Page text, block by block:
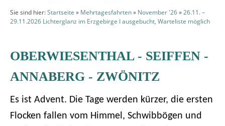
Sie sind hier:Startseite » Mehrtagesfahrten» November '26» 26.11. –
29.11.2026 Lichterglanz im Erzgebirge I ausgebucht, Warteliste möglich
OBERWIESENTHAL - SEIFFEN -
ANNABERG - ZWÖNITZ
Es ist Advent. Die Tage werden kürzer, die ersten
Flocken fallen vom Himmel, Schwibbögen und